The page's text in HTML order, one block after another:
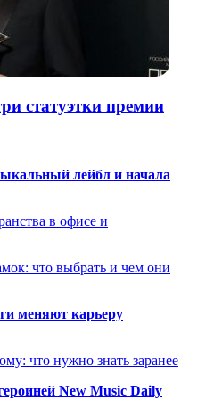
статуэтки премии
лейбл и начала
в офисе и
что выбрать и чем они
меняют карьеру
что нужно знать заранее
New Music Daily